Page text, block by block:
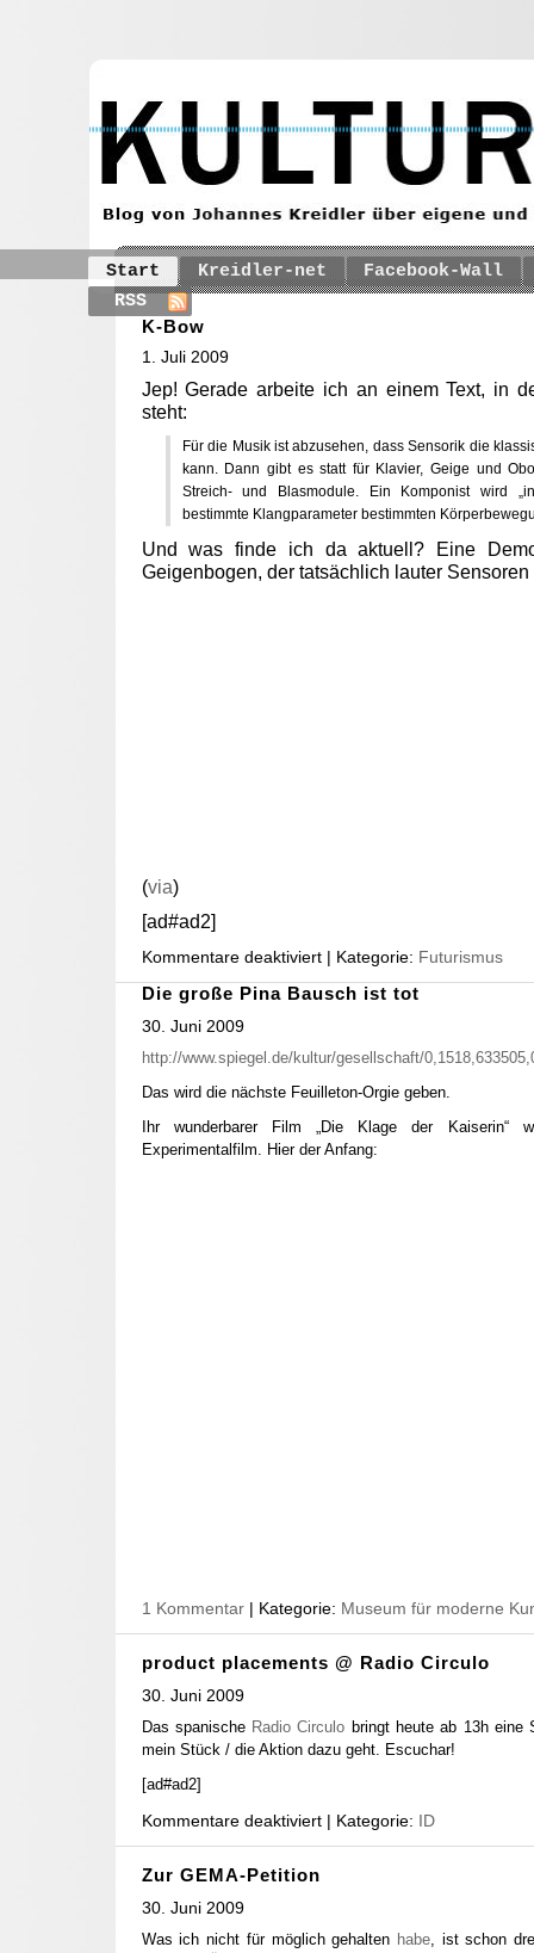
Start Kreidler-net
Facebook-Wall
RSS
K-Bow
1. Juli 2009
Jep! Gerade arbeite ich an einem Text, in
steht:
Für die Musik ist abzusehen, dass Sensorik die
kann. Dann gibt es statt für Klavier, Geige und
Streich- und Blasmodule. Ein Komponist wird
bestimmte Klangparameter bestimmten
Und was finde ich da aktuell? Eine
Geigenbogen, der tatsächlich lauter Sensoren
(via)
[ad#ad2]
Kommentare deaktiviert | Kategorie: Futurismus
Die große Pina Bausch ist tot
30. Juni 2009
http://www.spiegel.de/kultur/gesellschaft/
Das wird die nächste Feuilleton-Orgie geben.
Ihr wunderbarer Film „Die Klage der Kaiserin“
Experimentalfilm. Hier der Anfang:
1 Kommentar | Kategorie: Museum für moderne
product placements @ Radio Circulo
30. Juni 2009
Das spanische Radio Circulo bringt heute ab 13h eine
mein Stück / die Aktion dazu geht. Escuchar!
[ad#ad2]
Kommentare deaktiviert | Kategorie: ID
Zur GEMA-Petition
30. Juni 2009
Was ich nicht für möglich gehalten habe, ist schon